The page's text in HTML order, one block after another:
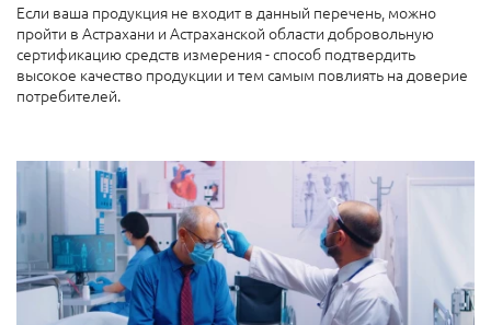
Если ваша продукция не входит в данный перечень, можно
пройти в Астрахани и Астраханской области добровольную
сертификацию средств измерения - способ подтвердить
высокое качество продукции и тем самым повлиять на доверие
потребителей.